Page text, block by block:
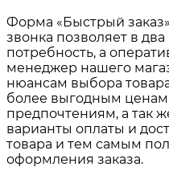
Форма «Быстрый
звонка позволяет в
потребность, а
менеджер нашего
нюансам выбора
более выгодным
предпочтениям, а так
варианты оплаты и
товара и тем самым
оформления заказа.